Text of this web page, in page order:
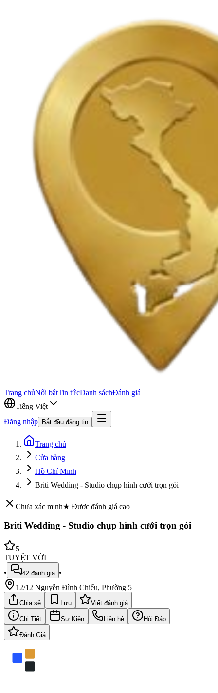
Trang chủNổi bậtTin tứcDanh sáchĐánh giá
Tiếng Việt
Đăng nhập
Bắt đầu đăng tin
Trang chủ
Cửa hàng
Hồ Chí Minh
Briti Wedding - Studio chụp hình cưới trọn gói
Chưa xác minh★ Được đánh giá cao
Briti Wedding - Studio chụp hình cưới trọn gói
5
TUYỆT VỜI
•
42 đánh giá •
12/12 Nguyễn Đình Chiểu, Phường 5
Chia sẻ Lưu Viết đánh giá
Chi Tiết Sự Kiện Liên hệ Hỏi Đáp
Đánh Giá